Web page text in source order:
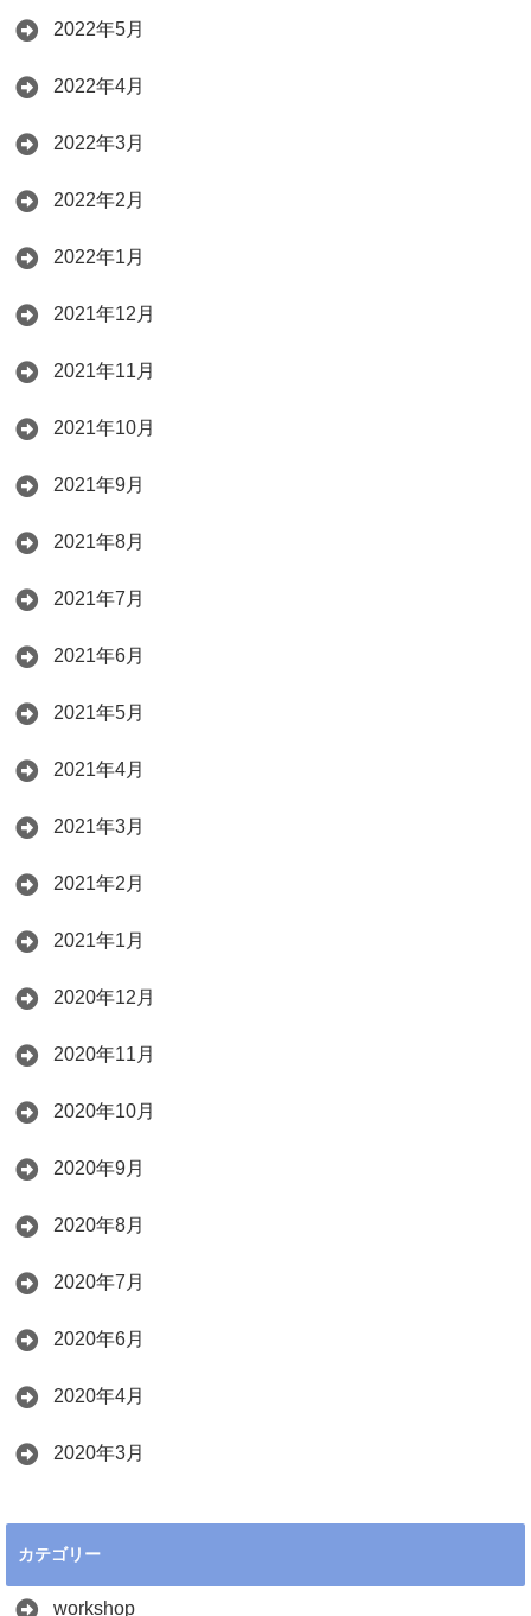
2022年5月
2022年4月
2022年3月
2022年2月
2022年1月
2021年12月
2021年11月
2021年10月
2021年9月
2021年8月
2021年7月
2021年6月
2021年5月
2021年4月
2021年3月
2021年2月
2021年1月
2020年12月
2020年11月
2020年10月
2020年9月
2020年8月
2020年7月
2020年6月
2020年4月
2020年3月
カテゴリー
workshop